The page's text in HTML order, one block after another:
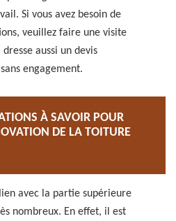
Si vous avez besoin de
veuillez faire une visite
aussi un devis
engagement.
À SAVOIR POUR
DE LA TOITURE
avec la partie supérieure
nombreux. En effet, il est